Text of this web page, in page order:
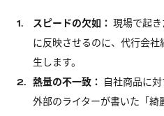
1. スピードの欠如： 現場で起
に反映させるのに、代行会
生します。
2. 熱量の不一致： 自社商品に
外部のライターが書いた「